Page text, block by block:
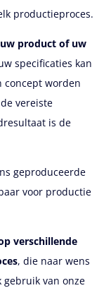
productieproces.
product of uw
specificaties kan
concept worden
vereiste
is de
geproduceerde
voor productie
verschillende
, die naar wens
gebruik van onze